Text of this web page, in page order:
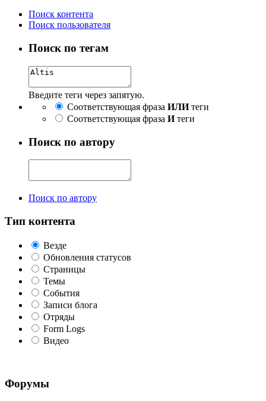
Поиск контента
Поиск пользователя
Поиск по тегам
Введите теги через запятую.
Соответствующая фраза ИЛИтеги
Соответствующая фраза Итеги
Поиск по автору
Поиск по автору
Тип контента
Везде
Обновления статусов
Страницы
Темы
События
Записи блога
Отряды
Form Logs
Видео
Форумы